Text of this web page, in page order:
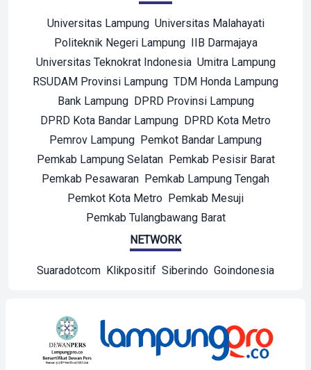
Universitas Lampung Universitas Malahayati
Politeknik Negeri Lampung IIB Darmajaya
Universitas Teknokrat Indonesia Umitra Lampung
RSUDAM Provinsi Lampung TDM Honda Lampung
Bank Lampung DPRD Provinsi Lampung
DPRD Kota Bandar Lampung DPRD Kota Metro
Pemrov Lampung Pemkot Bandar Lampung
Pemkab Lampung Selatan Pemkab Pesisir Barat
Pemkab Pesawaran Pemkab Lampung Tengah
Pemkot Kota Metro Pemkab Mesuji
Pemkab Tulangbawang Barat
NETWORK
Suaradotcom Klikpositif Siberindo Goindonesia